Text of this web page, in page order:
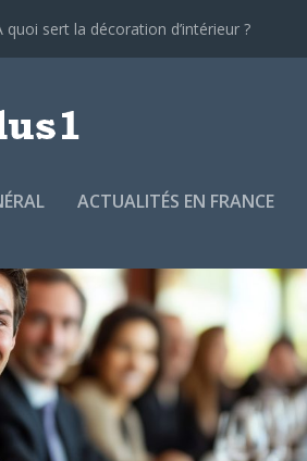
quoi sert la décoration d’intérieur ?
ACTUALITÉS EN FRANCE